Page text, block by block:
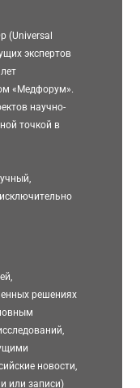
(Universal
экспертов
«Медфорум».
научно-
точкой в
решениях
новости,
или записи)